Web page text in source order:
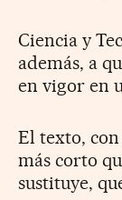
Ciencia y
además, a
en vigor en
El texto,
más corto
sustituye,